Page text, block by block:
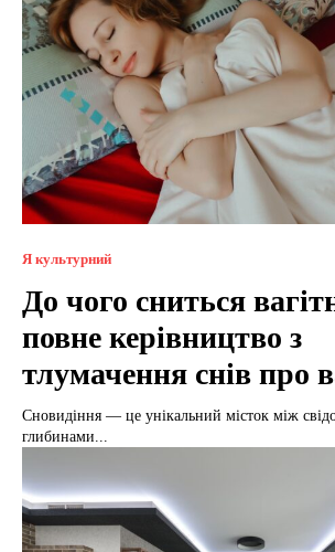
Я культурний
До чого сниться
повне керівництво з
тлумачення снів про
Сновидіння — це унікальний місток між
глибинами...